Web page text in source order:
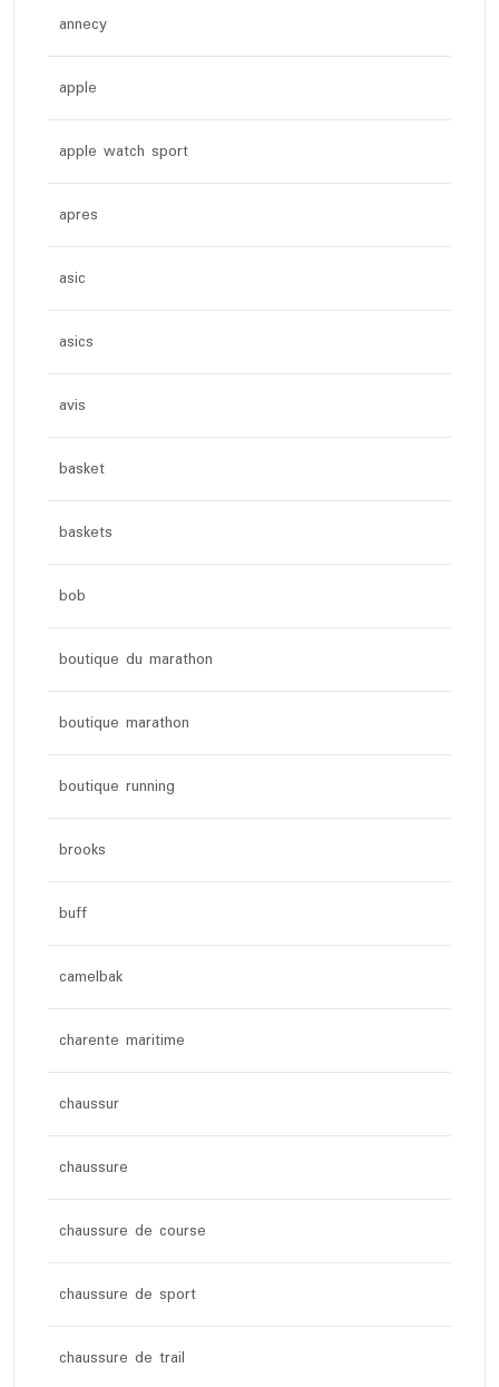
annecy
apple
apple watch sport
apres
asic
asics
avis
basket
baskets
bob
boutique du marathon
boutique marathon
boutique running
brooks
buff
camelbak
charente maritime
chaussur
chaussure
chaussure de course
chaussure de sport
chaussure de trail